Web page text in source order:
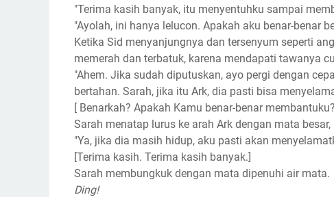
"Terima kasih banyak, itu menyentuhku sampai
"Ayolah, ini hanya lelucon. Apakah aku benar-benar
Ketika Sid menyanjungnya dan tersenyum seperti
memerah dan terbatuk, karena mendapati tawanya
"Ahem. Jika sudah diputuskan, ayo pergi dengan
bertahan. Sarah, jika itu Ark, dia pasti bisa
[ Benarkah? Apakah Kamu benar-benar
Sarah menatap lurus ke arah Ark dengan mata
"Ya, jika dia masih hidup, aku pasti akan
[Terima kasih. Terima kasih banyak.]
Sarah membungkuk dengan mata dipenuhi air mata.
Ding!